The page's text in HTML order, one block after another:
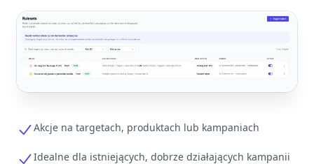
Akcje na targetach, produktach lub kampaniach
Idealne dla istniejących, dobrze działających kampanii